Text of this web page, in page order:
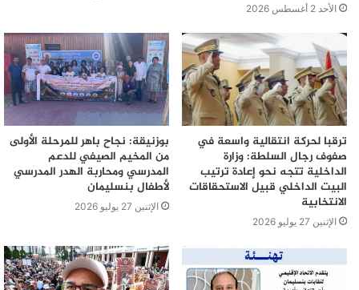
الأحد 2 أغسطس 2026
ترقبا لحركة انتقالية واسعة في
صفوف رجال السلطة: وزارة
الداخلية تتجه نحو إعادة ترتيب
البيت الداخلي قبيل الاستحقاقات
الانتخابية
الإثنين 27 يوليو 2026
بوزنيقة: نجاح باهر للمرحلة الأولى
من المخيم الصيفي للدعم
المدرسي ومحاربة الهدر المدرسي
لأطفال بنسليمان
الإثنين 27 يوليو 2026